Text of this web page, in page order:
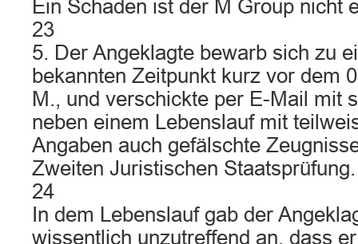
Ein Schaden ist der M Group nicht
23
5. Der Angeklagte bewarb sich zu
bekannten Zeitpunkt kurz vor dem
M., und verschickte per E-Mail mit
neben einem Lebenslauf mit
Angaben auch gefälschte
Zweiten Juristischen Staatsprüfung.
24
In dem Lebenslauf gab der
wissentlich unzutreffend an, dass